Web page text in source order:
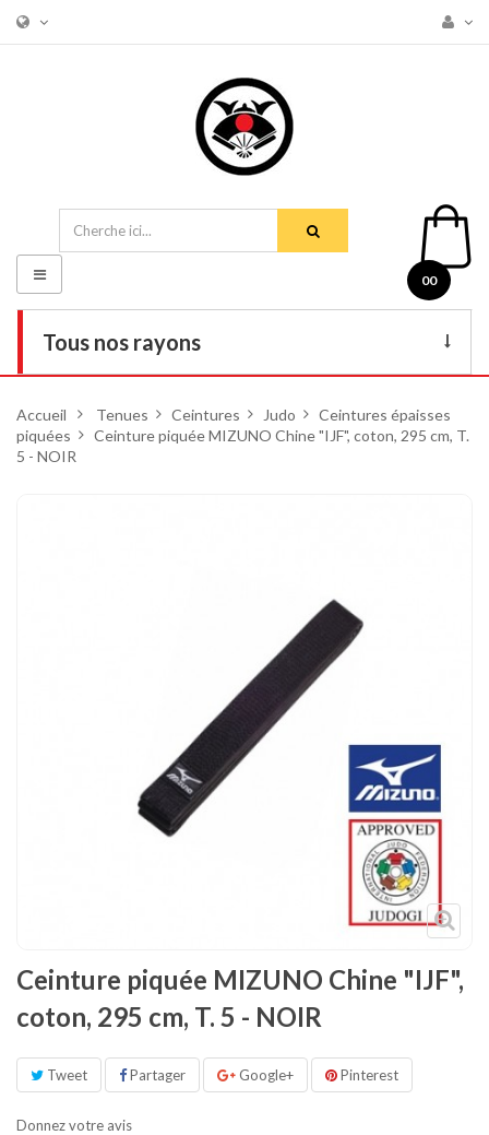
00
Tous nos rayons
DVD
Décoration
Basculer
la
navigation
Accueil > Tenues > Ceintures > Judo > Ceintures épaisses
piquées > Ceinture piquée MIZUNO Chine "IJF", coton, 295 cm, T.
5 - NOIR
Ceinture piquée MIZUNO Chine "IJF",
coton, 295 cm, T. 5 - NOIR
Tweet Partager Google+ Pinterest
Donnez votre avis